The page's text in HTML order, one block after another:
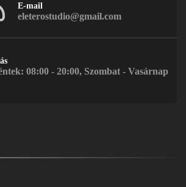
E-mail
eleterostudio@gmail.com
08:00 - 20:00, Szombat - Vasárnap